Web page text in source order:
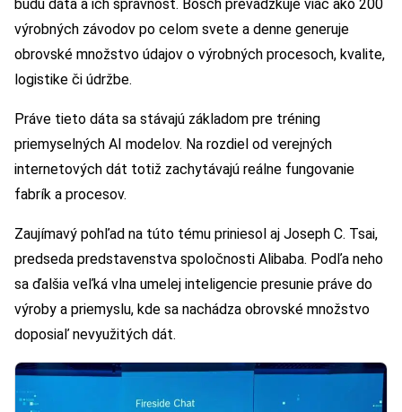
budú dáta a ich správnosť. Bosch prevádzkuje viac ako 200
výrobných závodov po celom svete a denne generuje
obrovské množstvo údajov o výrobných procesoch, kvalite,
logistike či údržbe.
Práve tieto dáta sa stávajú základom pre tréning
priemyselných AI modelov. Na rozdiel od verejných
internetových dát totiž zachytávajú reálne fungovanie
fabrík a procesov.
Zaujímavý pohľad na túto tému priniesol aj Joseph C. Tsai,
predseda predstavenstva spoločnosti Alibaba. Podľa neho
sa ďalšia veľká vlna umelej inteligencie presunie práve do
výroby a priemyslu, kde sa nachádza obrovské množstvo
doposiaľ nevyužitých dát.